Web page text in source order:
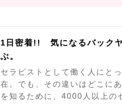
1日密着!! 気になるバック
ぶ。
セラピストとして働く人にと
在。でも、その違いはどこに
を知るために、4000人以上の